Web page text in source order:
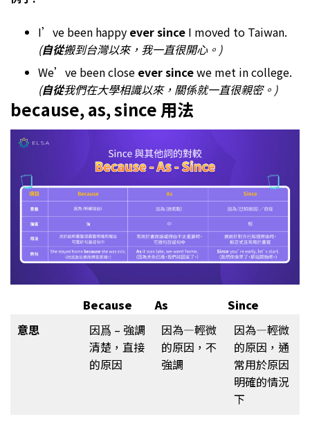
I’ve been happy ever since I moved to Taiwan.
(自從搬到台灣以來，我一直很開心。)
We’ve been close ever sincewe met in college.
(自從我們在大學相識以來，關係就一直很親密。)
because, as, since 用法
Because As
Since
意思
因爲 – 強調
清楚，直接
的原因
因為—輕微
的原因，不
強調
因為—輕微
的原因，通
常用於原因
明確的情況
下